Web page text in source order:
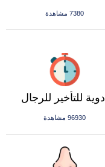
7380 مشاهدة
ادوية للتأخير للرجال
96930 مشاهدة